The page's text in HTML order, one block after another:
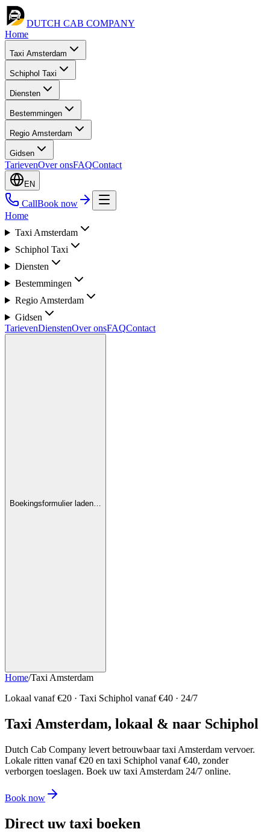
DUTCH CAB COMPANY
Home
Taxi Amsterdam
Schiphol Taxi
Diensten
Bestemmingen
Regio Amsterdam
Gidsen
TarievenOver onsFAQContact
EN
CallBook now
Home
Taxi Amsterdam
Schiphol Taxi
Diensten
Bestemmingen
Regio Amsterdam
Gidsen
TarievenDienstenOver onsFAQContact
Boekingsformulier laden…
Home/Taxi Amsterdam
Lokaal vanaf €20 · Taxi Schiphol vanaf €40 · 24/7
Taxi Amsterdam, lokaal & naar Schiphol
Dutch Cab Company levert betrouwbaar taxi Amsterdam vervoer.
Lokale ritten vanaf €20 en taxi Schiphol vanaf €40, zonder
verborgen toeslagen. Boek uw taxi Amsterdam 24/7 online.
Book now
Direct uw taxi boeken